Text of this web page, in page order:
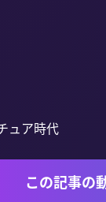
ュア時代
この記事の